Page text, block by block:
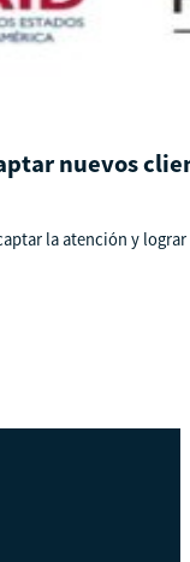
nuevos
la atención y